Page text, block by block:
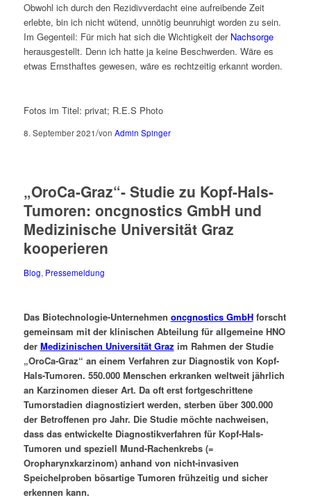
Obwohl ich durch den Rezidivverdacht eine aufreibende Zeit
erlebte, bin ich nicht wütend, unnötig beunruhigt worden zu sein.
Im Gegenteil: Für mich hat sich die Wichtigkeit der Nachsorge
herausgestellt. Denn ich hatte ja keine Beschwerden. Wäre es
etwas Ernsthaftes gewesen, wäre es rechtzeitig erkannt worden.
Fotos im Titel: privat; R.E.S Photo
8. September 2021/von Admin Spinger
„OroCa-Graz“- Studie zu Kopf-Hals-
Tumoren: oncgnostics GmbH und
Medizinische Universität Graz
kooperieren
Blog, Pressemeldung
Das Biotechnologie-Unternehmen oncgnostics GmbHforscht
gemeinsam mit der klinischen Abteilung für allgemeine HNO
der Medizinischen Universität Graz im Rahmen der Studie
„OroCa-Graz“ an einem Verfahren zur Diagnostik von Kopf-
Hals-Tumoren. 550.000 Menschen erkranken weltweit jährlich
an Karzinomen dieser Art. Da oft erst fortgeschrittene
Tumorstadien diagnostiziert werden, sterben über 300.000
der Betroffenen pro Jahr. Die Studie möchte nachweisen,
dass das entwickelte Diagnostikverfahren für Kopf-Hals-
Tumoren und speziell Mund-Rachenkrebs (=
Oropharynxkarzinom) anhand von nicht-invasiven
Speichelproben bösartige Tumoren frühzeitig und sicher
erkennen kann.